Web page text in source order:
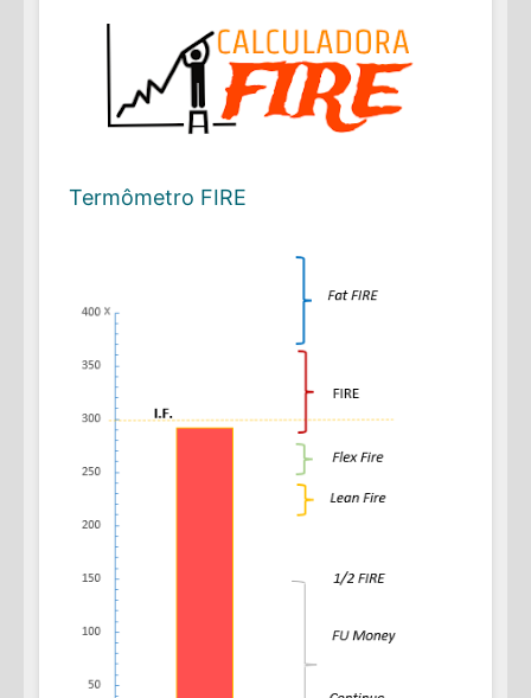
Termômetro FIRE